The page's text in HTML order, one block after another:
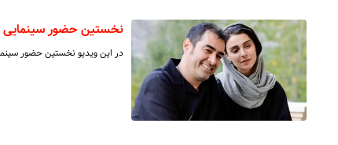
نخستین حضور سینمایی
در این ویدیو نخستین حضور